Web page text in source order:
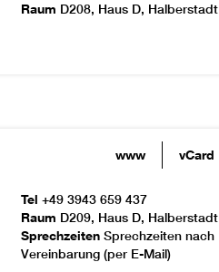
Raum D208, Haus D, Halberstadt
Tel +49 3943 659 437
Raum D209, Haus D, Halberstadt
Sprechzeiten Sprechzeiten nach
Vereinbarung (per E-Mail)
vCard
www